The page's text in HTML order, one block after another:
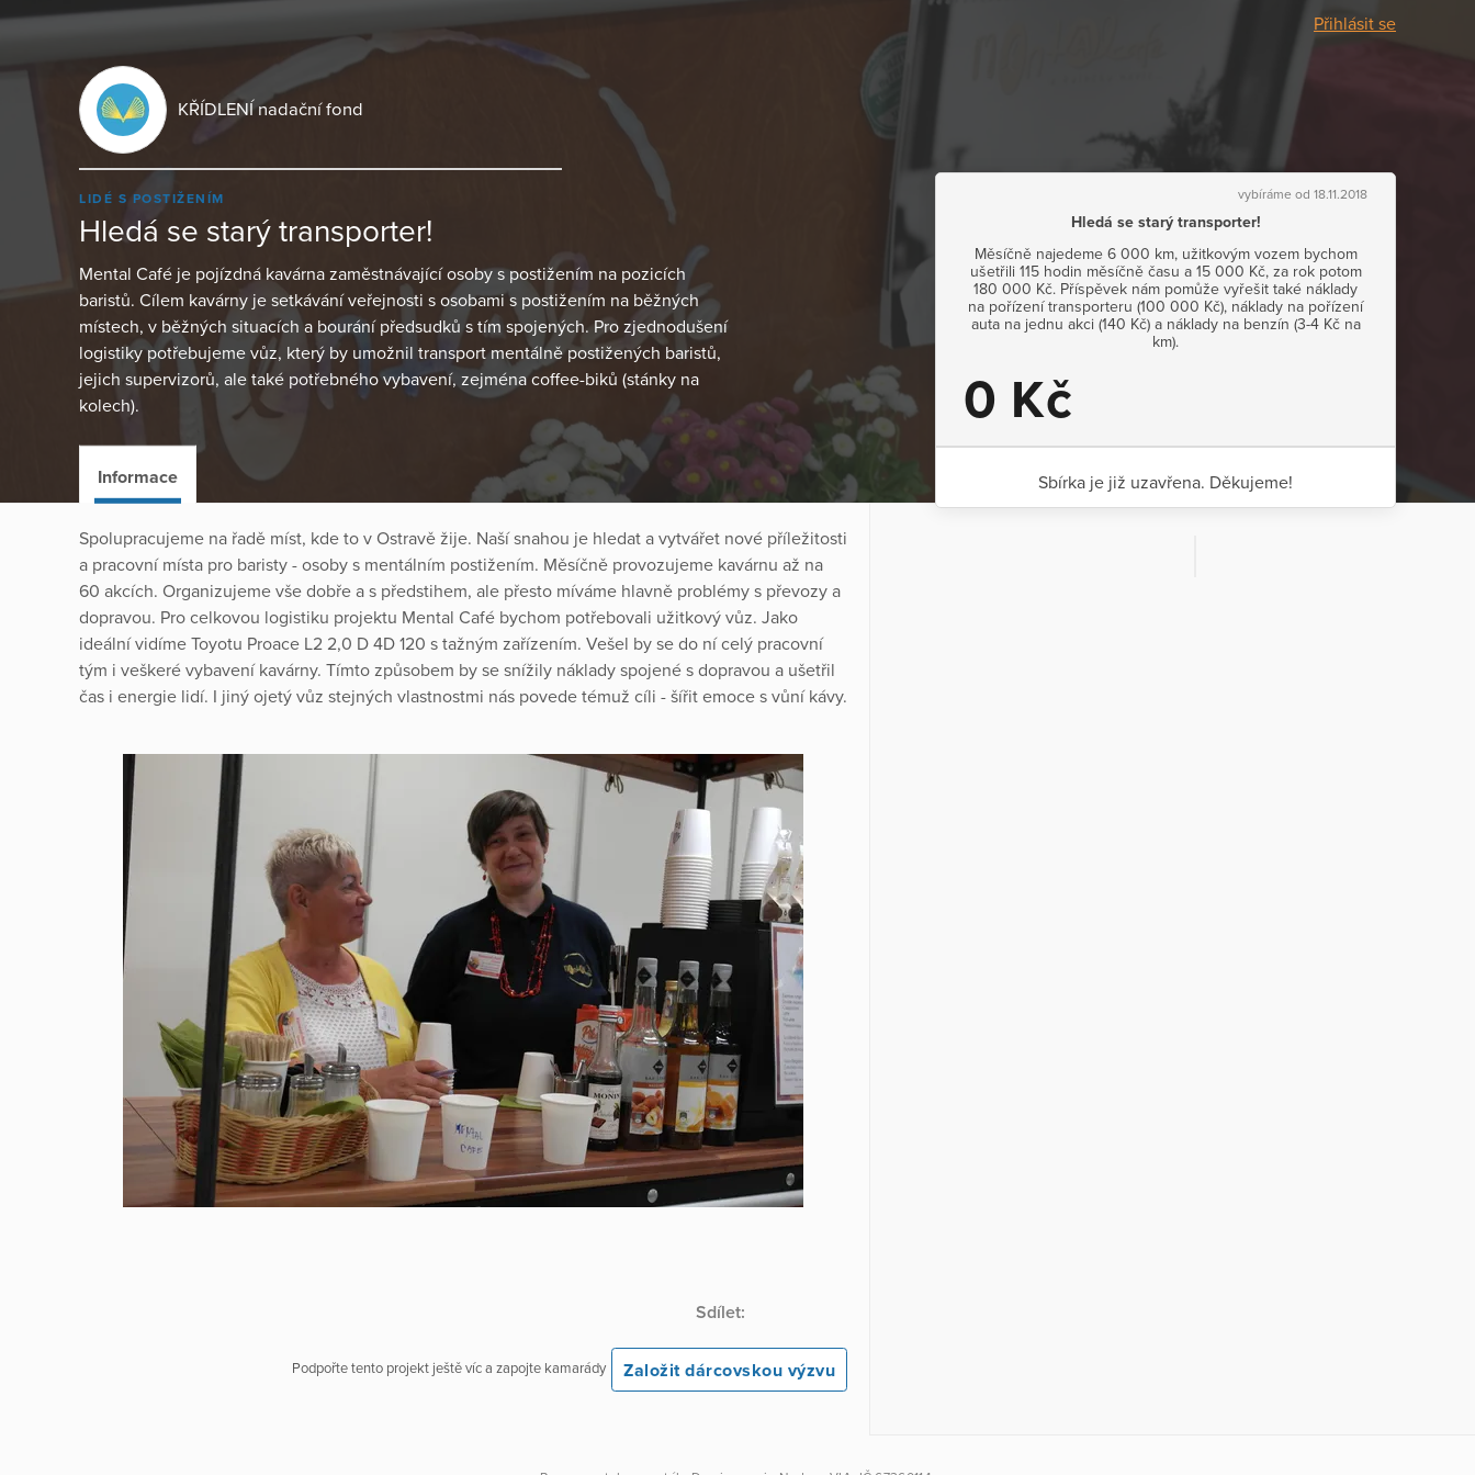
Přihlásit se
KŘÍDLENÍ nadační fond
LIDÉ S POSTIŽENÍM
Hledá se starý transporter!
Mental Café je pojízdná kavárna zaměstnávající osoby s postižením na pozicích
baristů. Cílem kavárny je setkávání veřejnosti s osobami s postižením na běžných
místech, v běžných situacích a bourání předsudků s tím spojených. Pro zjednodušení
logistiky potřebujeme vůz, který by umožnil transport mentálně postižených baristů,
jejich supervizorů, ale také potřebného vybavení, zejména coffee-biků (stánky na
kolech).
vybíráme od 18.11.2018
Hledá se starý transporter!
Měsíčně najedeme 6 000 km, užitkovým vozem bychom
ušetřili 115 hodin měsíčně času a 15 000 Kč, za rok potom
180 000 Kč. Příspěvek nám pomůže vyřešit také náklady
na pořízení transporteru (100 000 Kč), náklady na pořízení
auta na jednu akci (140 Kč) a náklady na benzín (3-4 Kč na
km).
0 Kč
Sbírka je již uzavřena. Děkujeme!
Informace
Spolupracujeme na řadě míst, kde to v Ostravě žije. Naší snahou je hledat a vytvářet nové příležitosti
a pracovní místa pro baristy - osoby s mentálním postižením. Měsíčně provozujeme kavárnu až na
60 akcích. Organizujeme vše dobře a s předstihem, ale přesto míváme hlavně problémy s převozy a
dopravou. Pro celkovou logistiku projektu Mental Café bychom potřebovali užitkový vůz. Jako
ideální vidíme Toyotu Proace L2 2,0 D 4D 120 s tažným zařízením. Vešel by se do ní celý pracovní
tým i veškeré vybavení kavárny. Tímto způsobem by se snížily náklady spojené s dopravou a ušetřil
čas i energie lidí. I jiný ojetý vůz stejných vlastnostmi nás povede témuž cíli - šířit emoce s vůní kávy.
Sdílet:
Podpořte tento projekt ještě víc a zapojte kamarády Založit dárcovskou výzvu